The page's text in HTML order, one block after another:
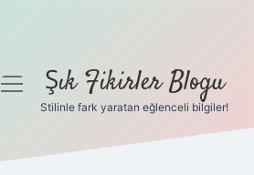
menüyüŞık Fikirler Blogu
Stilinle fark yaratan eğlenceli bilgiler!